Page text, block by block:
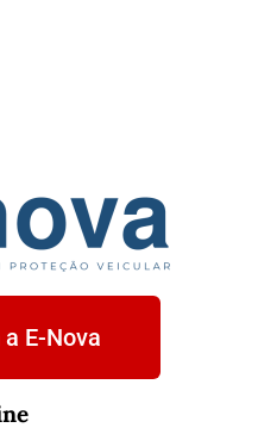
E-Nova